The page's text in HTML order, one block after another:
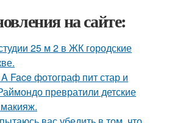
на сайте:
25 м 2 в ЖК городские
Face фотограф пит стар и
превратили детские